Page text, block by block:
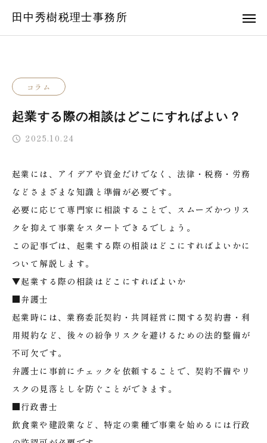
田中秀樹税理士事務所
コラム
起業する際の相談はどこにすればよい？
2025.10.24
起業には、アイデアや資金だけでなく、法律・税務・労務
などさまざまな知識と準備が必要です。
必要に応じて専門家に相談することで、スムーズかつリス
クを抑えて事業をスタートできるでしょう。
この記事では、起業する際の相談はどこにすればよいかに
ついて解説します。
▼起業する際の相談はどこにすればよいか
■弁護士
起業時には、業務委託契約・共同経営に関する契約書・利
用規約など、後々の紛争リスクを避けるための法的整備が
不可欠です。
弁護士に事前にチェックを依頼することで、契約不備やリ
スクの見落としを防ぐことができます。
■行政書士
飲食業や建設業など、特定の業種で事業を始めるには行政